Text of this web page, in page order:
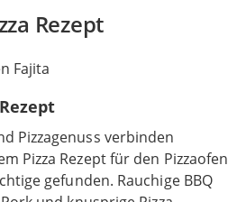
Rezept
Pizzagenuss verbinden
Pizza Rezept für den Pizzaofen
gefunden. Rauchige BBQ